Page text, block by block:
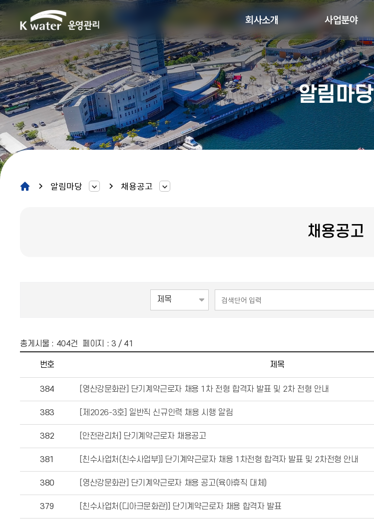
회사소개 사업분야
알림마당
알림마당 채용공고
채용공고
총게시물 : 404건 페이지 : 3 / 41
번호 제목
384 [영산강문화관] 단기계약근로자 채용 1차 전형 합격자 발표 및 2차 전형 안내
383 [제2026-3호] 일반직 신규인력 채용 시행 알림
382 [안전관리처] 단기계약근로자 채용공고
381 [친수사업처(친수사업부)] 단기계약근로자 채용 1차전형 합격자 발표 및 2차전형 안내
380 [영산강문화관] 단기계약근로자 채용 공고(육아휴직 대체)
379 [친수사업처(디아크문화관)] 단기계약근로자 채용 합격자 발표